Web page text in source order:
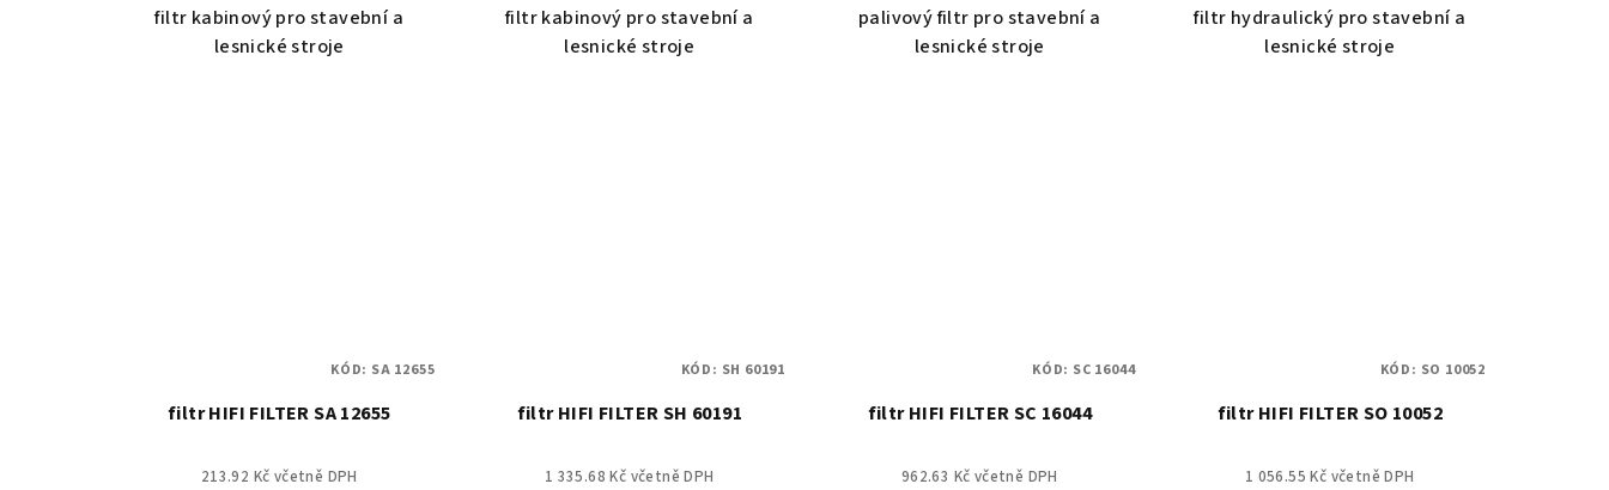
filtr kabinový pro stavební a
lesnické stroje
filtr kabinový pro stavební a
lesnické stroje
palivový filtr pro stavební a
lesnické stroje
filtr hydraulický pro stavební a
lesnické stroje
filtr HIFI FILTER SA 12655
213.92 Kč včetně DPH
KÓD: SA 12655
filtr HIFI FILTER SH 60191
1 335.68 Kč včetně DPH
KÓD: SH 60191
filtr HIFI FILTER SC 16044
962.63 Kč včetně DPH
KÓD: SC 16044
filtr HIFI FILTER SO 10052
1 056.55 Kč včetně DPH
KÓD: SO 10052